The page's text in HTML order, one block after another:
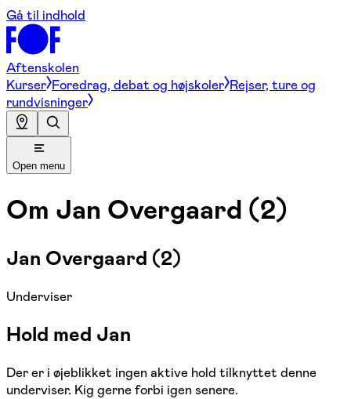
Gå til indhold
Aftenskolen
Kurser Foredrag, debat og højskoler Rejser, ture og
rundvisninger
Open menu
Om Jan Overgaard (2)
Jan Overgaard (2)
Underviser
Hold med Jan
Der er i øjeblikket ingen aktive hold tilknyttet denne
underviser. Kig gerne forbi igen senere.